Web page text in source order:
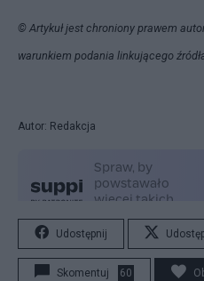
© Artykuł jest chroniony prawem
warunkiem podania linkującego
Autor: Redakcja
Udostępnij
Skomentuj 60